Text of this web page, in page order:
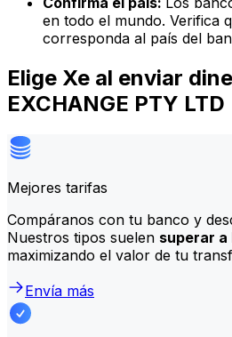
en todo el mundo. Verifica
corresponda al país del
Elige Xe al enviar
EXCHANGE PTY LTD
Mejores tarifas
Compáranos con tu banco y
Nuestros tipos suelen superar a
maximizando el valor de tu
Envía más